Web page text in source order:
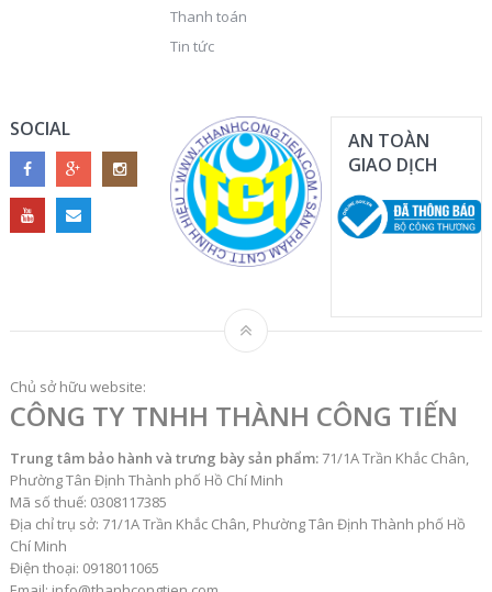
Thanh toán
Tin tức
SOCIAL
AN TOÀN
GIAO DỊCH
Chủ sở hữu website:
CÔNG TY TNHH THÀNH CÔNG TIẾN
Trung tâm bảo hành và trưng bày sản phẩm:71/1A Trần Khắc Chân,
Phường Tân Định Thành phố Hồ Chí Minh
Mã số thuế: 0308117385
Địa chỉ trụ sở: 71/1A Trần Khắc Chân, Phường Tân Định Thành phố Hồ
Chí Minh
Điện thoại: 0918011065